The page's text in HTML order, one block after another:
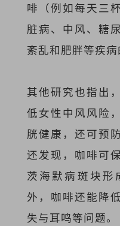
啡（例如每天三
脏病、中风、糖
紊乱和肥胖等疾病
其他研究也指出
低女性中风风险
胱健康，还可预
还发现，咖啡可
茨海默病斑块形
外，咖啡还能降
失与耳鸣等问题。